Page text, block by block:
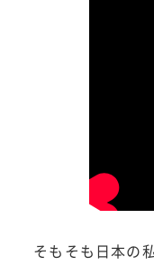
そもそも日本の